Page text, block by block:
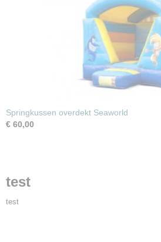
Springkussen overdekt Seaworld
€ 60,00
test
test